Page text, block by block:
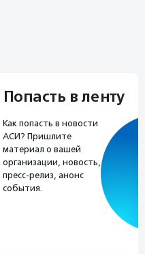
Попасть в ленту
Как попасть в новости
АСИ? Пришлите
материал о вашей
организации, новость,
пресс-релиз, анонс
события.